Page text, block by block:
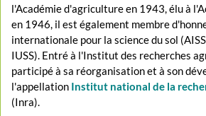
navigation
recherche
l'Académie d'agriculture en 1943, élu à
en 1946, il est également membre
internationale pour la science du sol
IUSS). Entré à l'Institut des recherches
participé à sa réorganisation et à son
l'appellation Institut national de la
(Inra).